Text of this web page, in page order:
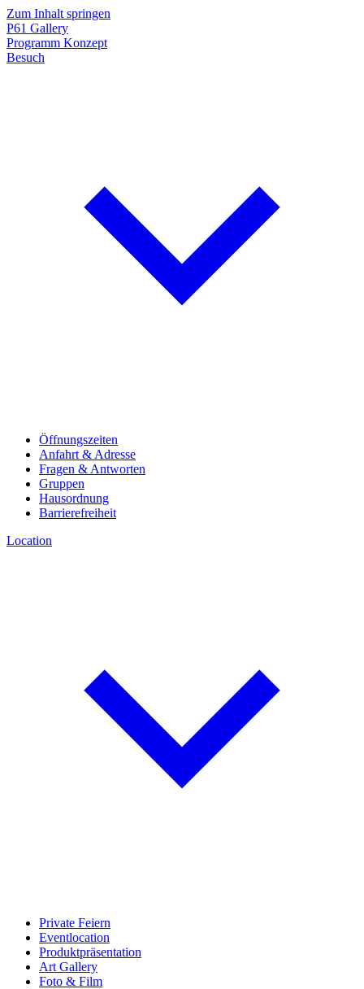
Zum Inhalt springen
P61 Gallery
Programm Konzept
Besuch
Öffnungszeiten
Anfahrt & Adresse
Fragen & Antworten
Gruppen
Hausordnung
Barrierefreiheit
Location
Private Feiern
Eventlocation
Produktpräsentation
Art Gallery
Foto & Film